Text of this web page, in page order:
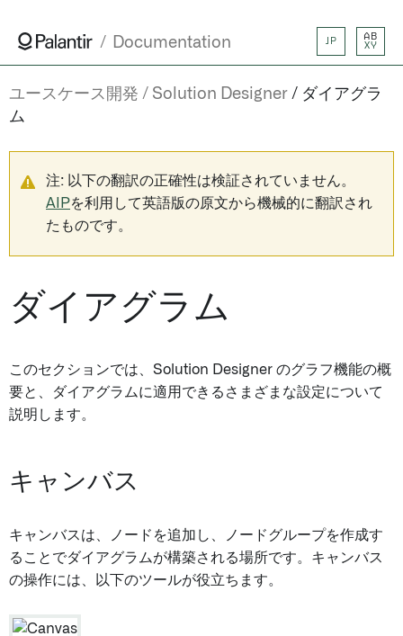
Documentation JP
AB
XY
ユースケース開発 Solution Designer
ダイアグラ
ム
注: 以下の翻訳の正確性は検証されていません。
AIPを利用して英語版の原文から機械的に翻訳され
たものです。
ダイアグラム
このセクションでは、Solution Designer のグラフ機能の概
要と、ダイアグラムに適用できるさまざまな設定について
説明します。
キャンバス
キャンバスは、ノードを追加し、ノードグループを作成す
ることでダイアグラムが構築される場所です。キャンバス
の操作には、以下のツールが役立ちます。